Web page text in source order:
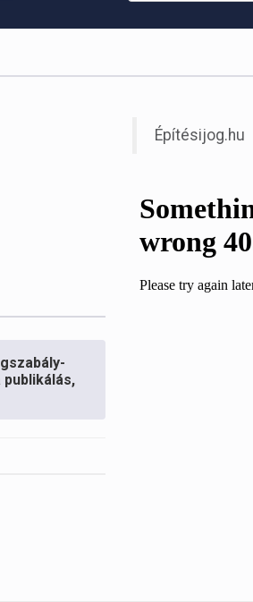
Építésijog.hu